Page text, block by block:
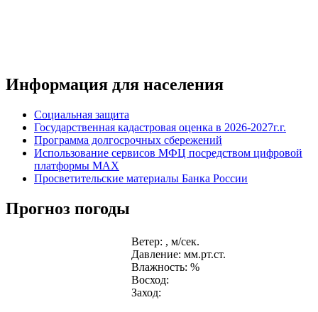
Информация для населения
Социальная защита
Государственная кадастровая оценка в 2026-2027г.г.
Программа долгосрочных сбережений
Использование сервисов МФЦ посредством цифровой
платформы MAX
Просветительские материалы Банка России
Прогноз погоды
Ветер: , м/сек.
Давление: мм.рт.ст.
Влажность: %
Восход:
Заход: